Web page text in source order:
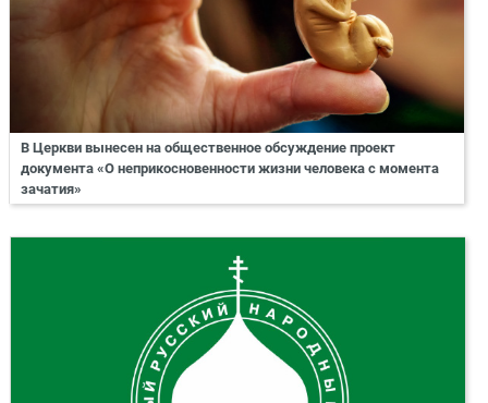
В Церкви вынесен на общественное обсуждение проект
документа «О неприкосновенности жизни человека с момента
зачатия»